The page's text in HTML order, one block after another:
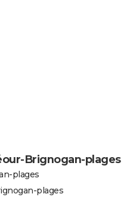
Brignogan-plages
plages
plages